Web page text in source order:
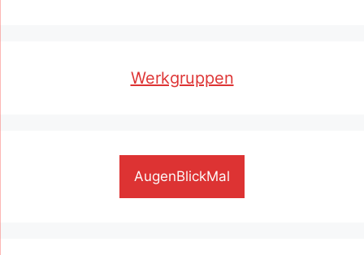
Werkgruppen
AugenBlickMal